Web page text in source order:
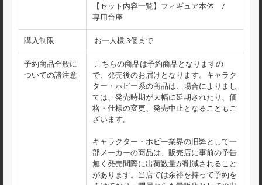
【セット内容一覧】フィギュア本体 /
専用台座
購入制限 お一人様 3個まで
予約商品全般に
ついての諸注意
こちらの商品は予約商品となりますの
で、発売後のお届けとなります。キャラク
ター・ホビー系の商品は、場合によりまし
ては、発売時期が大幅に延期されたり、価
格・仕様の変更、発売中止となることもご
ざいます。
キャラクター・ホビー業界の旧弊として一
部メーカーの商品は、販売店に事前の予告
無く発売間際に出荷数量が削減されること
があります。当店では余裕を持って予約を